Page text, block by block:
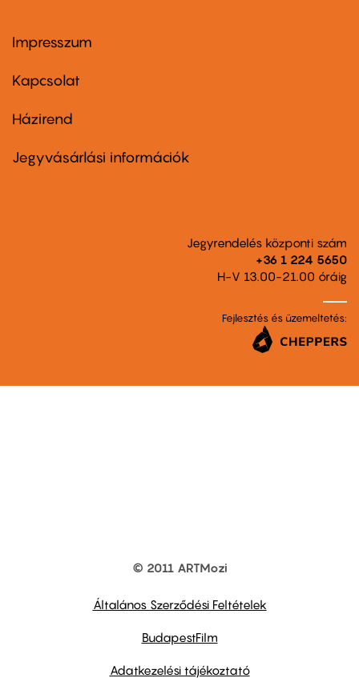
Footer
first
Impresszum
Kapcsolat
Footer
second
Házirend
Jegyvásárlási információk
Jegyrendelés központi szám
+36 1 224 5650
H-V 13.00-21.00 óráig
Fejlesztés és üzemeltetés:
© 2011 ARTMozi
Általános Szerződési Feltételek
BudapestFilm
Adatkezelési tájékoztató